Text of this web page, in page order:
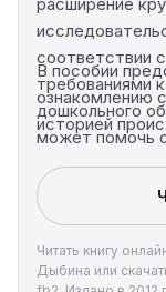
соответствии
требованиями
дошкольного
может помочь
деятельность
Дыбиной
дома, в группах
В пособии
ознакомлению
историей
Читать книгу
Дыбина или